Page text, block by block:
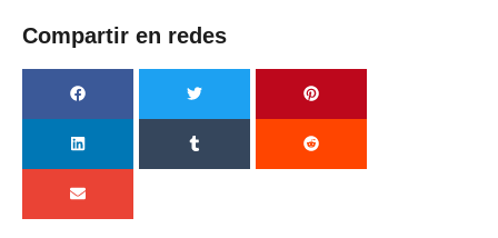
Compartir en redes